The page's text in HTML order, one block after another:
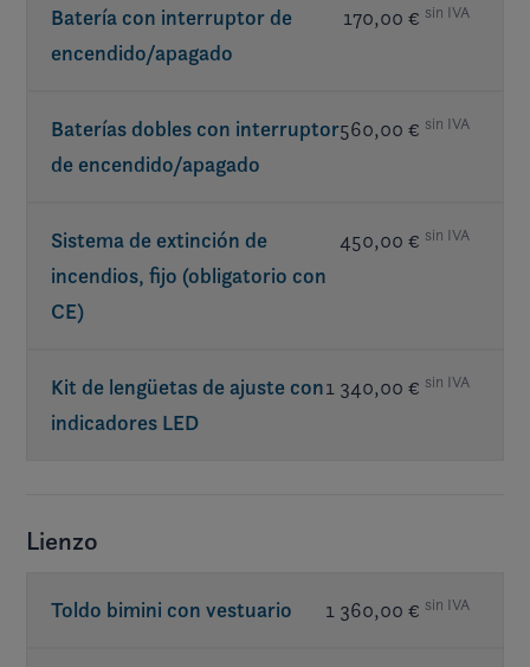
Batería con interruptor de
encendido/apagado
170,00 € sin IVA
Baterías dobles con interruptor
de encendido/apagado
560,00 € sin IVA
Sistema de extinción de
incendios, fijo (obligatorio con
CE)
450,00 € sin IVA
Kit de lengüetas de ajuste con
indicadores LED
1 340,00 € sin IVA
Lienzo
Toldo bimini con vestuario 1 360,00 € sin IVA